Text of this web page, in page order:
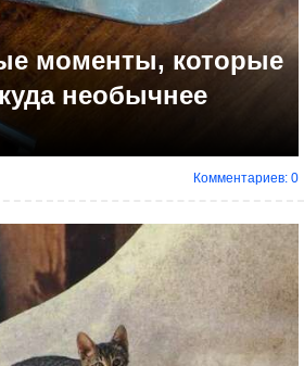
моменты, которые
необычнее
Комментариев: 0